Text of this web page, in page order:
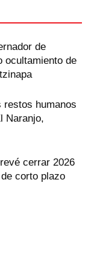
de
ocultamiento de
restos humanos
Naranjo,
cerrar 2026
corto plazo